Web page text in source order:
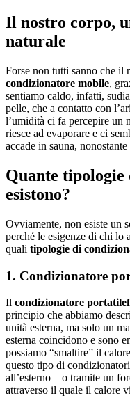
Il nostro corpo,
naturale
Forse non tutti sanno che il
condizionatore mobile,
sentiamo caldo, infatti,
pelle, che a contatto con
l’umidità ci fa percepire un
riesce ad evaporare e ci
accade in sauna,
Quante
esistono?
Ovviamente, non esiste un
perché le esigenze di chi lo
quali tipologie di
1. Condizionatore
Il condizionatore portatile
principio che abbiamo
unità esterna, ma solo un
esterna coincidono e sono
possiamo “smaltire” il
questo tipo di
all’esterno – o tramite un
attraverso il quale il calore